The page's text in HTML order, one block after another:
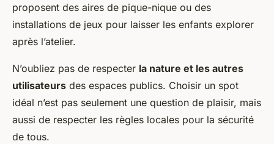
proposent des aires de pique-nique ou des
installations de jeux pour laisser les enfants explorer
après l’atelier.
N’oubliez pas de respecter la nature et les autres
utilisateurs des espaces publics. Choisir un spot
idéal n’est pas seulement une question de plaisir, mais
aussi de respecter les règles locales pour la sécurité
de tous.